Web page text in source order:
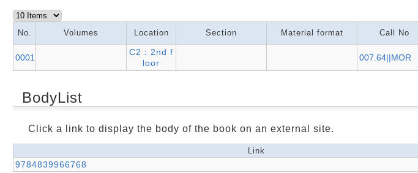
No. Volumes Location Section Material format Call No
0001
C2：2nd f
loor
007.64||MOR
BodyList
Click a link to display the body of the book on an external site.
Link
9784839966768